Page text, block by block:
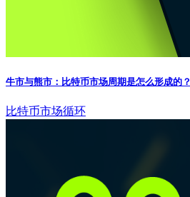
牛市与熊市：比特币市场周期是怎么形成的？
比特币市场循环